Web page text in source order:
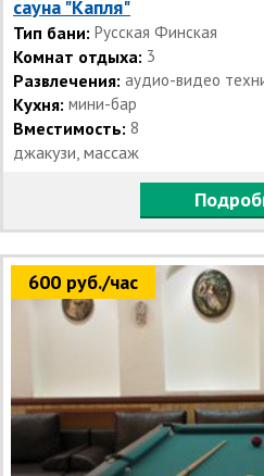
сауна "Капля"
Тип бани: Русская Финская
Комнат отдыха: 3
Развлечения: аудио-видео
Кухня: мини-бар
Вместимость: 8
джакузи, массаж
600 руб./час